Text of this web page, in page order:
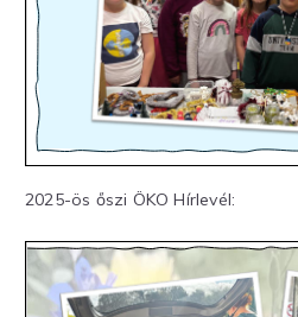
2025-ös őszi ÖKO Hírlevél: